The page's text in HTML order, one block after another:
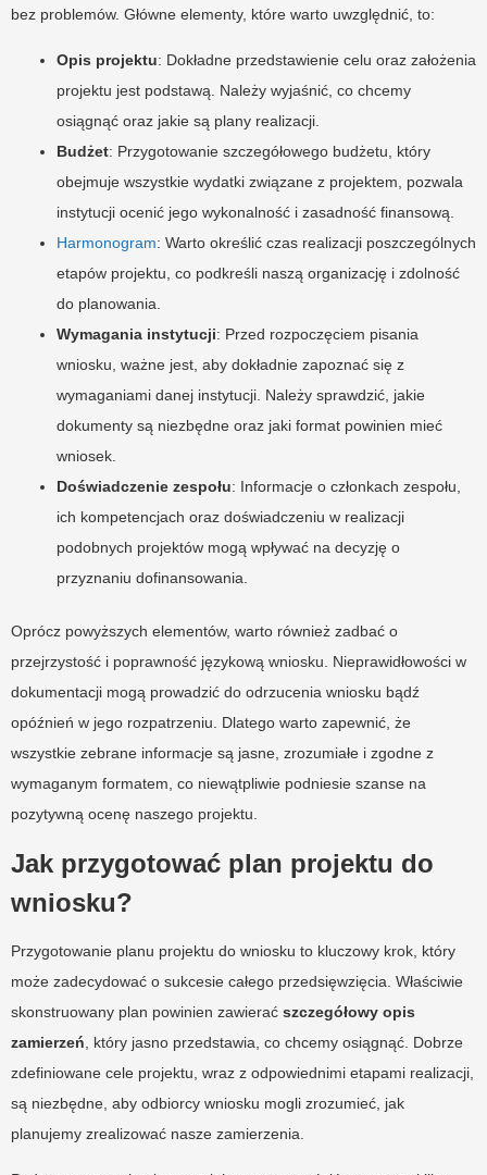
bez problemów. Główne elementy, które warto uwzględnić, to:
Opis projektu: Dokładne przedstawienie celu oraz założenia
projektu jest podstawą. Należy wyjaśnić, co chcemy
osiągnąć oraz jakie są plany realizacji.
Budżet: Przygotowanie szczegółowego budżetu, który
obejmuje wszystkie wydatki związane z projektem, pozwala
instytucji ocenić jego wykonalność i zasadność finansową.
Harmonogram: Warto określić czas realizacji poszczególnych
etapów projektu, co podkreśli naszą organizację i zdolność
do planowania.
Wymagania instytucji: Przed rozpoczęciem pisania
wniosku, ważne jest, aby dokładnie zapoznać się z
wymaganiami danej instytucji. Należy sprawdzić, jakie
dokumenty są niezbędne oraz jaki format powinien mieć
wniosek.
Doświadczenie zespołu: Informacje o członkach zespołu,
ich kompetencjach oraz doświadczeniu w realizacji
podobnych projektów mogą wpływać na decyzję o
przyznaniu dofinansowania.
Oprócz powyższych elementów, warto również zadbać o
przejrzystość i poprawność językową wniosku. Nieprawidłowości w
dokumentacji mogą prowadzić do odrzucenia wniosku bądź
opóźnień w jego rozpatrzeniu. Dlatego warto zapewnić, że
wszystkie zebrane informacje są jasne, zrozumiałe i zgodne z
wymaganym formatem, co niewątpliwie podniesie szanse na
pozytywną ocenę naszego projektu.
Jak przygotować plan projektu do
wniosku?
Przygotowanie planu projektu do wniosku to kluczowy krok, który
może zadecydować o sukcesie całego przedsięwzięcia. Właściwie
skonstruowany plan powinien zawierać szczegółowy opis
zamierzeń , który jasno przedstawia, co chcemy osiągnąć. Dobrze
zdefiniowane cele projektu, wraz z odpowiednimi etapami realizacji,
są niezbędne, aby odbiorcy wniosku mogli zrozumieć, jak
planujemy zrealizować nasze zamierzenia.